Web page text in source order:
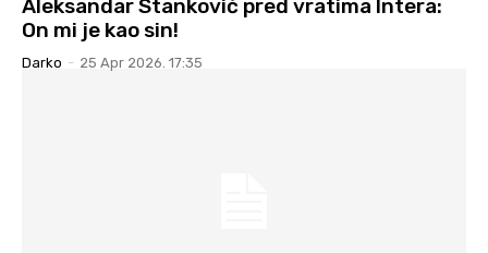
Aleksandar Stanković pred vratima Intera:
On mi je kao sin!
Darko - 25 Apr 2026. 17:35